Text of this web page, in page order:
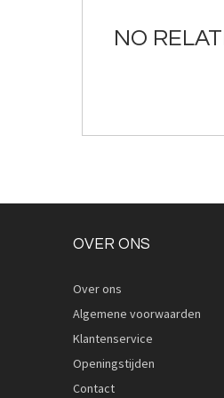
gallerijNO
OVER ONS
Over ons
Algemene voorwaarden
Klantenservice
Openingstijden
Contact